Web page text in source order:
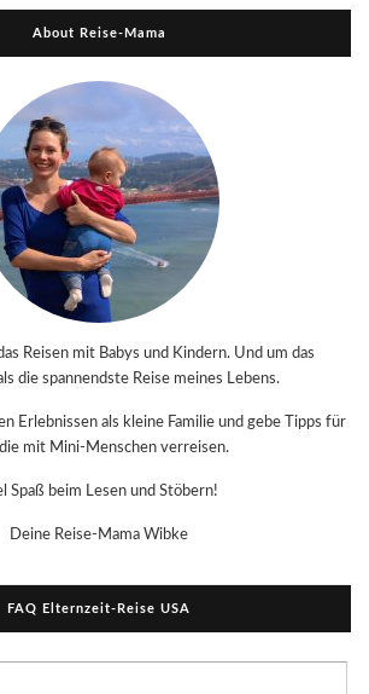
About Reise-Mama
Reisen mit Babys und Kindern. Und um das
die spannendste Reise meines Lebens.
Erlebnissen als kleine Familie und gebe Tipps für
mit Mini-Menschen verreisen.
Spaß beim Lesen und Stöbern!
Deine Reise-Mama Wibke
FAQ Elternzeit-Reise USA